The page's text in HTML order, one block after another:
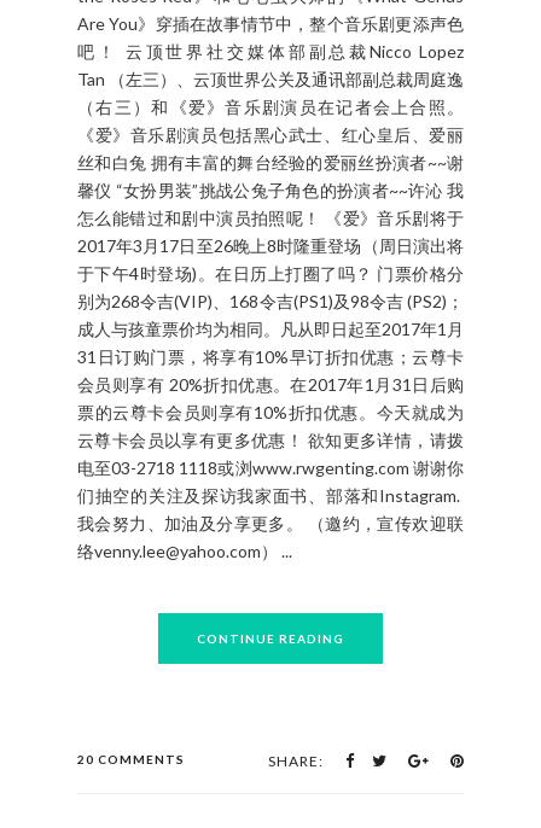
嘻嘻，记性不大好，只记得爱丽丝缩小、她追赶小
兔子、红桃皇后的、扑克牌将军和古灵精怪的事
物。哈哈哈！我必定带我的宝贝一起去捧场！ 在日
前的推介里（12月九日），云顶世界社交媒体部副
总裁Nicco Lopez Tan和云顶世界公关及通讯部副总
裁周庭逸为《爱》主持开幕。《爱》音乐剧主要演
员更是现场来一小段的表演，现场的我和媒体朋友
更是第一批目睹他们的小演出哦！分享分享（别怪
我手震哦😜）↓ 所以啊，我是多么期待多首动听的原
创歌曲包括爱丽丝的《In a World Of My Own》、
白兔先生的《I’m Late》、黑心武士的《Painting
the Roses Red》和毛毛虫大师的《What Genus
Are You》穿插在故事情节中，整个音乐剧更添声色
吧！ 云顶世界社交媒体部副总裁Nicco Lopez
Tan （左三）、云顶世界公关及通讯部副总裁周庭逸
（右三）和《爱》音乐剧演员在记者会上合照。
《爱》音乐剧演员包括黑心武士、红心皇后、爱丽
丝和白兔 拥有丰富的舞台经验的爱丽丝扮演者~~谢
馨仪 “女扮男装”挑战公兔子角色的扮演者~~许沁 我
怎么能错过和剧中演员拍照呢！ 《爱》音乐剧将于
2017年3月17日至26晚上8时隆重登场（周日演出将
成人与孩童票价均为相同。凡从即日起至2017年1月
云尊卡会员以享有更多优惠！ 欲知更多详情，请拨